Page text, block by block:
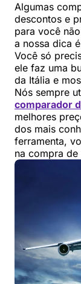
Algumas
descontos e
para você
a nossa dica
Você só
ele faz uma
da Itália e
Nós sempre
comparador
melhores
dos mais
ferramenta,
na compra de